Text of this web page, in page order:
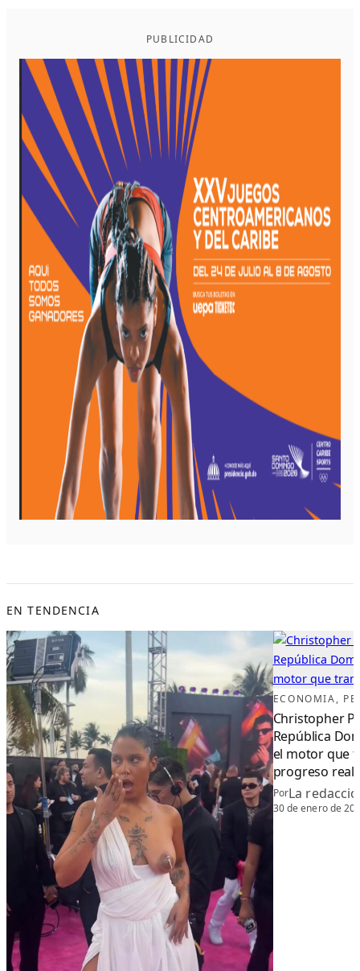
PUBLICIDAD
EN TENDENCIA
ECONOMIA,
Christopher
República
el motor que
progreso real”
PorLa
30 de enero de